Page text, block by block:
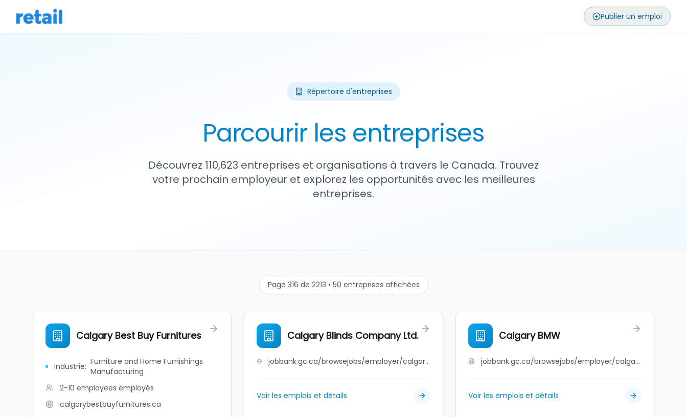
Publier un emploi
Répertoire d'entreprises
Parcourir les entreprises
Découvrez 110,623 entreprises et organisations à travers le Canada. Trouvez
votre prochain employeur et explorez les opportunités avec les meilleures
entreprises.
Page 316 de 2213 • 50 entreprises affichées
Calgary Best Buy Furnitures
Industrie: Furniture and Home Furnishings
Manufacturing
2-10 employees employés
calgarybestbuyfurnitures.ca
Calgary Blinds Company Ltd.
jobbank.gc.ca/browsejobs/employer/calgary+blinds+company+ltd./ca
Voir les emplois et détails
Calgary BMW
jobbank.gc.ca/browsejobs/employer/calgary+bmw/ca
Voir les emplois et détails